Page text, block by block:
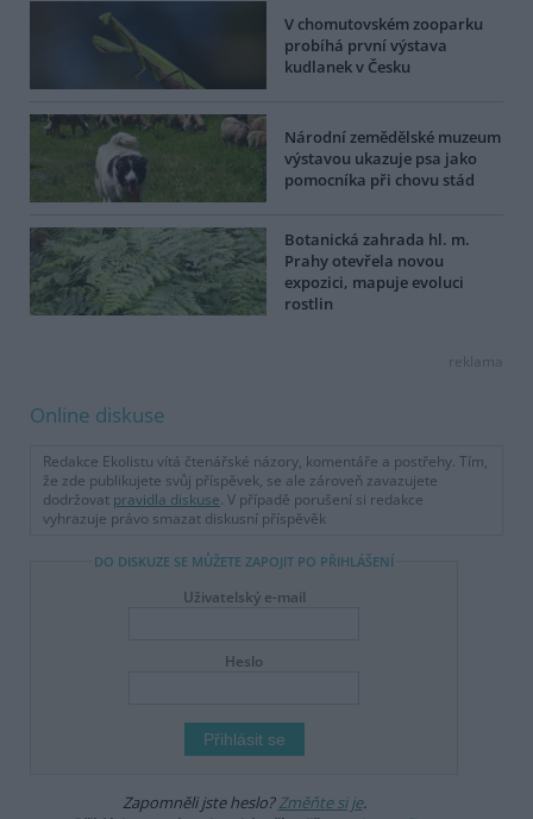
V chomutovském zooparku
probíhá první výstava
kudlanek v Česku
Národní zemědělské muzeum
výstavou ukazuje psa jako
pomocníka při chovu stád
Botanická zahrada hl. m.
Prahy otevřela novou
expozici, mapuje evoluci
rostlin
reklama
Online diskuse
Redakce Ekolistu vítá čtenářské názory, komentáře a postřehy. Tím,
že zde publikujete svůj příspěvek, se ale zároveň zavazujete
dodržovat pravidla diskuse. V případě porušení si redakce
vyhrazuje právo smazat diskusní příspěvěk
DO DISKUZE SE MŮŽETE ZAPOJIT PO PŘIHLÁŠENÍ
Uživatelský e-mail
Heslo
Zapomněli jste heslo?Změňte si je.